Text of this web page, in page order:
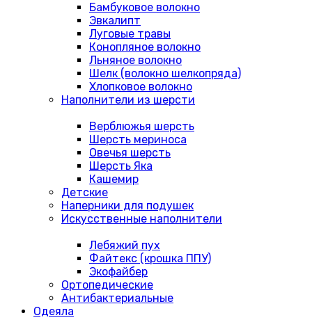
Бамбуковое волокно
Эвкалипт
Луговые травы
Конопляное волокно
Льняное волокно
Шелк (волокно шелкопряда)
Хлопковое волокно
Наполнители из шерсти
Верблюжья шерсть
Шерсть мериноса
Овечья шерсть
Шерсть Яка
Кашемир
Детские
Наперники для подушек
Искусственные наполнители
Лебяжий пух
Файтекс (крошка ППУ)
Экофайбер
Ортопедические
Антибактериальные
Одеяла